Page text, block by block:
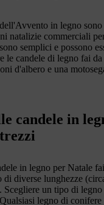
in legno
natalizie commerciali
semplici e possono
le candele di legno fai
d'albero e una
candele in
in legno per Natale
di diverse lunghezze
un tipo di legno
legno di